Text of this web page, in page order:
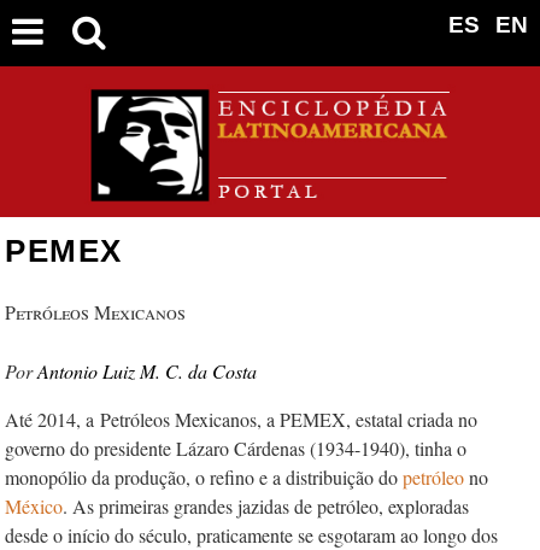
EN
ES
PEMEX
Petróleos Mexicanos
Antonio Luiz M. C. da Costa
Até 2014, a Petróleos Mexicanos, a PEMEX, estatal criada no
governo do presidente Lázaro Cárdenas (1934-1940), tinha o
monopólio da produção, o refino e a distribuição dopetróleono
México. As primeiras grandes jazidas de petróleo, exploradas
desde o início do século, praticamente se esgotaram ao longo dos